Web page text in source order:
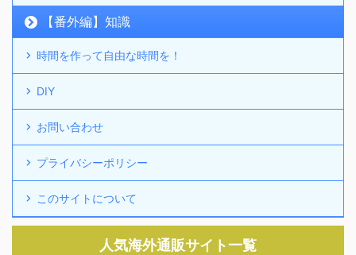
【番外編】知識
時間を作って自由な時間を！
DIY
お問い合わせ
プライバシーポリシー
このサイトについて
人気海外通販サイト一覧